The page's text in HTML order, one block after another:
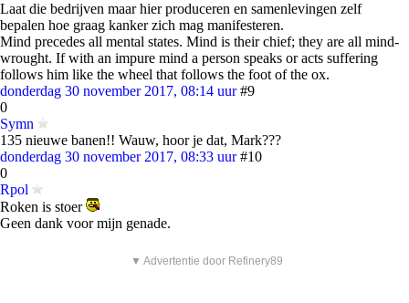
Laat die bedrijven maar hier produceren en samenlevingen zelf
bepalen hoe graag kanker zich mag manifesteren.
Mind precedes all mental states. Mind is their chief; they are all mind-
wrought. If with an impure mind a person speaks or acts suffering
follows him like the wheel that follows the foot of the ox.
donderdag 30 november 2017, 08:14 uur #9
0
Symn
135 nieuwe banen!! Wauw, hoor je dat, Mark???
donderdag 30 november 2017, 08:33 uur #10
0
Rpol
Roken is stoer
Geen dank voor mijn genade.
▼ Advertentie door Refinery89